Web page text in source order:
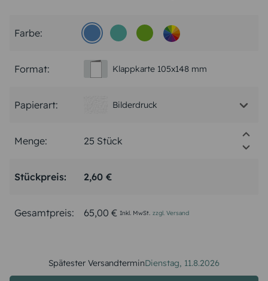
Farbe:
Format: Klappkarte 105x148 mm
Papierart: Bilderdruck
Menge:
Stückpreis: 2,60 €
Gesamtpreis: 65,00 € Inkl. MwSt. zzgl. Versand
Spätester VersandterminDienstag, 11.8.2026